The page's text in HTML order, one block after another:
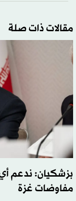
مقالات ذات صلة
بزشكيان: ندعم
مفاوضات غزة